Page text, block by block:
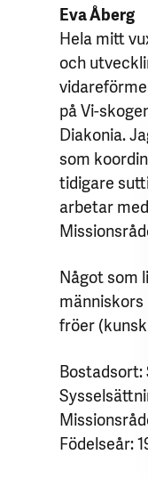
Eva Åberg
Hela mitt
och
på Vi-
Diakonia.
som
tidigare
arbetar
Något som
människors
fröer
Födelseår: